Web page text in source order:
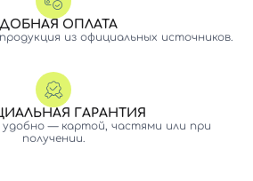
ОПЛАТА
из официальных источников.
ГАРАНТИЯ
— картой, частями или при
получении.